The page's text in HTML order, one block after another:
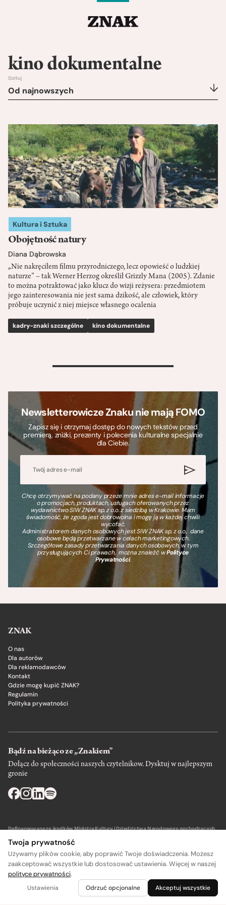
kino dokumentalne
Sortuj
Od najnowszych
Kultura i Sztuka
Obojętność natury
Diana Dąbrowska
„Nie nakręciłem filmu przyrodniczego, lecz opowieść o ludzkiej
naturze” – tak Werner Herzog określił Grizzly Mana (2005). Zdanie
to można potraktować jako klucz do wizji reżysera: przedmiotem
jego zainteresowania nie jest sama dzikość, ale człowiek, który
próbuje uczynić z niej miejsce własnego ocalenia
kadry-znaki szczególne kino dokumentalne
>
Newsletterowicze Znaku nie mają FOMO
Zapisz się i otrzymaj dostęp do nowych tekstów przed
premierą, zniżki, prezenty i polecenia kulturalne specjalnie
dla Ciebie.
Chcę otrzymywać na podany przeze mnie adres e-mail informacje
o promocjach, produktach, usługach oferowanych przez
wydawnictwo SIW ZNAK sp. z o.o. z siedzibą w Krakowie. Mam
świadomość, że zgoda jest dobrowolna i mogę ją w każdej chwili
wycofać.
Administratorem danych osobowych jest SIW ZNAK sp. z o.o., dane
osobowe będą przetwarzane w celach marketingowych.
Szczegółowe zasady przetwarzania danych osobowych, w tym
przysługujących Ci prawach, można znaleźć wPolityce
Prywatności.
ZNAK
O nas
Dla autorów
Dla reklamodawców
Kontakt
Gdzie mogę kupić ZNAK?
Regulamin
Polityka prywatności
Bądź na bieżąco ze „Znakiem”
Dołącz do społeczności naszych czytelnikow. Dysktuj w najlepszym
gronie
Dofinansowano ze środków Ministra Kultury i Dziedzictwa Narodowego pochodzących
Wydawca: SIW Znak w Krakowie
Twoja prywatność
Używamy plików cookie, aby poprawić Twoje doświadczenia. Możesz
zaakceptować wszystkie lub dostosować ustawienia. Więcej w naszej
polityce prywatności.
Ustawienia Odrzuć opcjonalne Akceptuj wszystkie